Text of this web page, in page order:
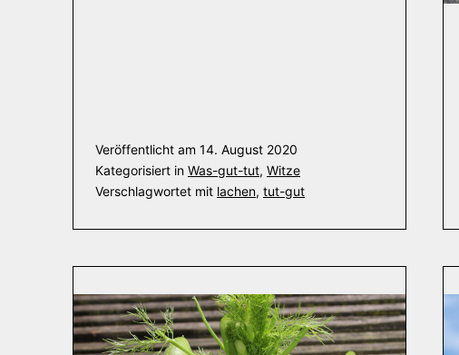
Veröffentlicht am 14. August 2020
Kategorisiert in Was-gut-tut, Witze
Verschlagwortet mit lachen, tut-gut